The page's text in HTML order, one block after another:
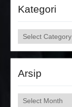
Kategori
Kategori
Arsip
Arsip